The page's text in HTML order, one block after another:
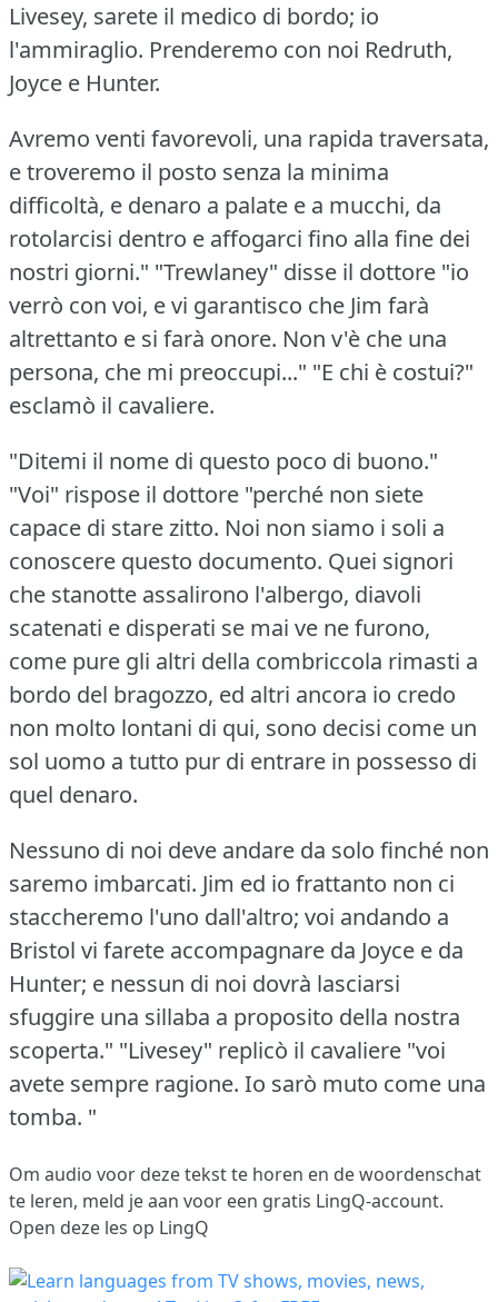
Livesey, sarete il medico di bordo; io
l'ammiraglio. Prenderemo con noi Redruth,
Joyce e Hunter.
Avremo venti favorevoli, una rapida traversata,
e troveremo il posto senza la minima
difficoltà, e denaro a palate e a mucchi, da
rotolarcisi dentro e affogarci fino alla fine dei
nostri giorni." "Trewlaney" disse il dottore "io
verrò con voi, e vi garantisco che Jim farà
altrettanto e si farà onore. Non v'è che una
persona, che mi preoccupi..." "E chi è costui?"
esclamò il cavaliere.
"Ditemi il nome di questo poco di buono."
"Voi" rispose il dottore "perché non siete
capace di stare zitto. Noi non siamo i soli a
conoscere questo documento. Quei signori
che stanotte assalirono l'albergo, diavoli
scatenati e disperati se mai ve ne furono,
come pure gli altri della combriccola rimasti a
bordo del bragozzo, ed altri ancora io credo
non molto lontani di qui, sono decisi come un
sol uomo a tutto pur di entrare in possesso di
quel denaro.
Nessuno di noi deve andare da solo finché non
saremo imbarcati. Jim ed io frattanto non ci
staccheremo l'uno dall'altro; voi andando a
Bristol vi farete accompagnare da Joyce e da
Hunter; e nessun di noi dovrà lasciarsi
sfuggire una sillaba a proposito della nostra
scoperta." "Livesey" replicò il cavaliere "voi
avete sempre ragione. Io sarò muto come una
tomba. "
Om audio voor deze tekst te horen en de woordenschat
te leren, meld je aan voor een gratis LingQ-account.
Open deze les op LingQ